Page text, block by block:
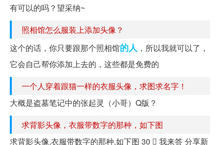
有可以的吗？望采纳~
照相馆怎么服装上添加头像？
这个的话，你只要跟那个照相馆的人 ，所以我就可以了，
它会自己帮你添加上去的，这些都是免费的
一个人穿着跟猫一样的衣服头像，求图求名字！
大概是盗墓笔记中的张起灵（小哥）Q版？
求背影头像，衣服带数字的那种，如下图
求背影头像,衣服带数字的那种,如下图 30  我来答 分享新